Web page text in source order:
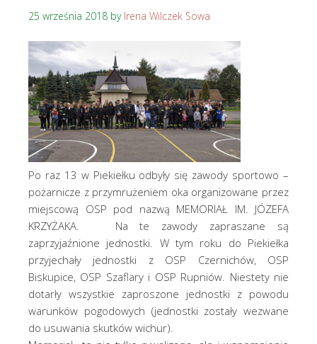
25 września 2018 by Irena Wilczek Sowa
Po raz 13 w Piekiełku odbyły się zawody sportowo –
pożarnicze z przymrużeniem oka organizowane przez
miejscową OSP pod nazwą MEMORIAŁ IM. JÓZEFA
KRZYŻAKA. Na te zawody zapraszane są
zaprzyjaźnione jednostki. W tym roku do Piekiełka
przyjechały jednostki z OSP Czernichów, OSP
Biskupice, OSP Szaflary i OSP Rupniów. Niestety nie
dotarły wszystkie zaproszone jednostki z powodu
warunków pogodowych (jednostki zostały wezwane
do usuwania skutków wichur).